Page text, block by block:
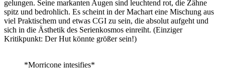
gelungen. Seine markanten Augen sind leuchtend rot, die Zähne
spitz und bedrohlich. Es scheint in der Machart eine Mischung aus
viel Praktischem und etwas CGI zu sein, die absolut aufgeht und
sich in die Ästhetik des Serienkosmos einreiht. (Einziger
Kritikpunkt: Der Hut könnte größer sein!)
*Morricone intesifies*